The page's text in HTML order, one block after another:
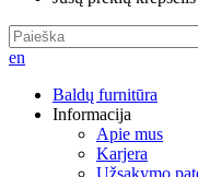
en
Baldų furnitūra
Informacija
Apie mus
Karjera
Užsakymo